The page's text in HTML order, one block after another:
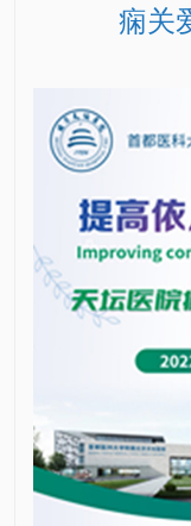
痫关